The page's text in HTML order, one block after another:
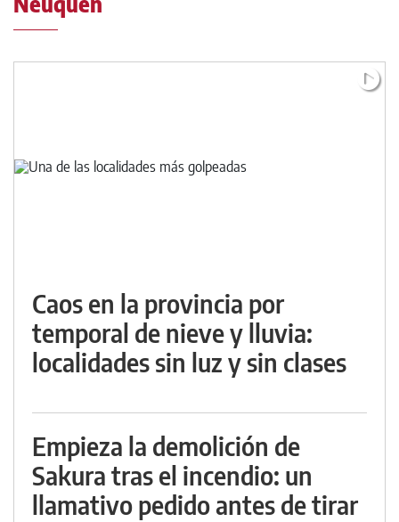
Caos en la provincia por
temporal de nieve y lluvia:
localidades sin luz y sin clases
Empieza la demolición de
Sakura tras el incendio: un
llamativo pedido antes de tirar